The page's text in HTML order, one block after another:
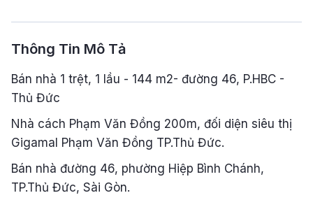
Thông Tin Mô Tả
Bán nhà 1 trệt, 1 lầu - 144 m2- đường 46, P.HBC -
Thủ Đức
Nhà cách Phạm Văn Đồng 200m, đối diện siêu thị
Gigamal Phạm Văn Đồng TP.Thủ Đức.
Bán nhà đường 46, phường Hiệp Bình Chánh,
TP.Thủ Đức, Sài Gòn.